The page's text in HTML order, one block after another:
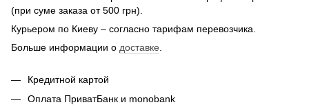
(при суме заказа от 500 грн).
Курьером по Киеву – согласно тарифам перевозчика.
Больше информации о доставке
Кредитной картой
Оплата ПриватБанк и monobank